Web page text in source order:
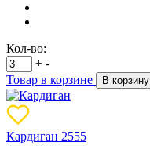
Кол-во:
+ -
Товар в корзине
В корзину
Кардиган 2555